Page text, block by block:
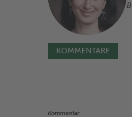
KOMMENTARE
Kommentar